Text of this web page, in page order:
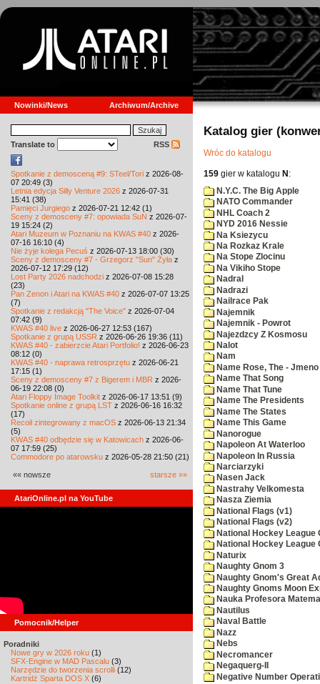
Nowinki/News Archiwum/Archive
Translate to RSS
Spotkanie z demosceną #9: STeel/Tori z 2026-08-
07 20:49 (3)
Letnia edycja Silly Venture 2026 z 2026-07-31
15:41 (38)
Pamięci Jurgiego z 2026-07-21 12:42 (1)
Sceny z demosceny #7: opowiada SuN z 2026-07-
19 15:24 (2)
Atari Muzeum w Poznaniu na KWAS #40 z 2026-
07-16 16:10 (4)
Nie żyje kolega Pecuś z 2026-07-13 18:00 (30)
Sceny z demosceny #7 - Grzegorz "Sun" Żyła z
2026-07-12 17:29 (12)
Lost Party 2026 nadchodzi z 2026-07-08 15:28
(23)
Pan Zenon i Atari na KWAS #40 z 2026-07-07 13:25
(7)
Spotkanie z redakcją "The Voice" z 2026-07-04
07:42 (9)
KWAS #40 live z 2026-06-27 12:53 (167)
Spotkanie z grupą USSR z 2026-06-26 19:36 (11)
KWAS #40 - zabierzcie Atari Portfolio! z 2026-06-23
08:12 (0)
KWAS #40 - naprawa retrosprzętu z 2026-06-21
17:15 (1)
Sceny z demosceny #7 z Bigerem i MBR z 2026-
06-19 22:08 (0)
Atari Floppy Image Toolkit z 2026-06-17 13:51 (9)
Spotkanie online z grupą LST z 2026-06-16 16:32
(17)
Recoil zintegrowany z macOS z 2026-06-13 21:34
(5)
KWAS #40 odbędzie się w Katowicach z 2026-06-
07 17:59 (25)
Commodore po atarowsku z 2026-05-28 21:50 (21)
«« nowsze starsze »»
AtariOnline.pl na YouTube
Pomocnik/Helper
Poradniki
Nowe gry w 2026 roku (1)
SFX-Engine w MAD Pascalu (3)
Narzędzie do tworzenia scrolli (12)
Kartridż Sparta DOS X (6)
Katalog gier
Wróc do katalogu
159 gier w katalogu N :
N.Y.C. The Big Apple
NATO Commander
NHL Coach 2
NYD 2016 Nessie
Na Ksiezycu
Na Rozkaz Krale
Na Stope Zlocinu
Na Vikiho Stope
Nadral
Nadrazi
Nailrace Pak
Najemnik
Najemnik - Powrot
Najezdzcy Z Kosmosu
Nalot
Nam
Name Rose, The -
Name That Song
Name That Tune
Name The Presidents
Name The States
Name This Game
Nanorogue
Napoleon At Waterloo
Napoleon In Russia
Narciarzyki
Nasen Jack
Nastrahy Velkomesta
Nasza Ziemia
National Flags (v1)
National Flags (v2)
National Hockey League
National Hockey League
Naturix
Naughty Gnom 3
Naughty Gnom's Great
Naughty Gnoms Moon
Nauka Profesora
Nautilus
Naval Battle
Nazz
Nebs
Necromancer
Negaquerg-II
Negative Number